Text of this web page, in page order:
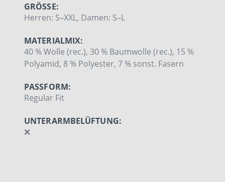
GRÖSSE:
Herren: S–XXL, Damen: S–L
MATERIALMIX:
40 % Wolle (rec.), 30 % Baumwolle (rec.), 15 %
Polyamid, 8 % Polyester, 7 % sonst. Fasern
PASSFORM:
Regular Fit
UNTERARMBELÜFTUNG:
❌